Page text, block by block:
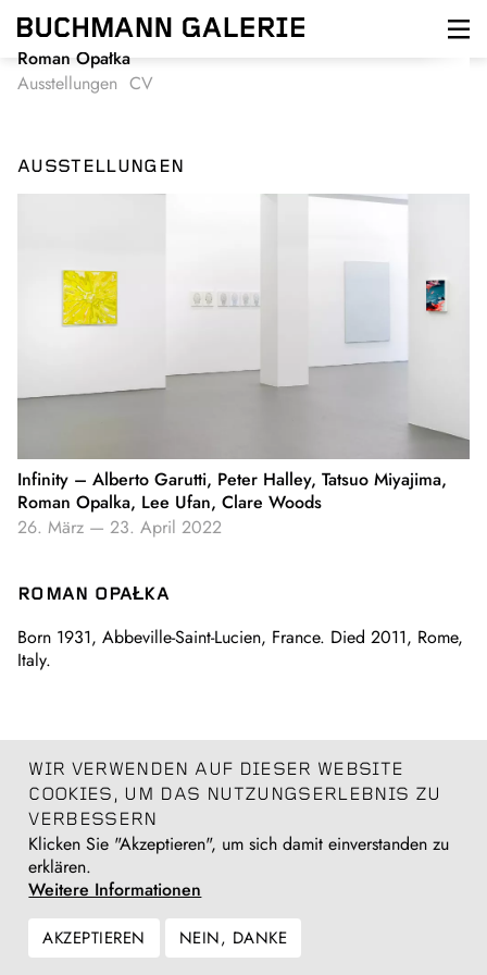
Direkt
zum
Inhalt
Roman Opałka
Ausstellungen CV
AUSSTELLUNGEN
Infinity – Alberto Garutti, Peter Halley, Tatsuo Miyajima,
Roman Opalka, Lee Ufan, Clare Woods
26. März — 23. April 2022
ROMAN OPAŁKA
Born 1931, Abbeville-Saint-Lucien, France. Died 2011, Rome,
Italy.
WIR VERWENDEN AUF DIESER WEBSITE
COOKIES, UM DAS NUTZUNGSERLEBNIS ZU
VERBESSERN
Klicken Sie "Akzeptieren", um sich damit einverstanden zu
erklären.
Weitere Informationen
AKZEPTIEREN NEIN, DANKE